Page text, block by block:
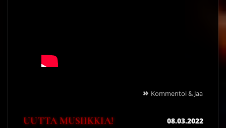
» Kommentoi & Jaa
UUTTA MUSIIKKIA!
08.03.2022